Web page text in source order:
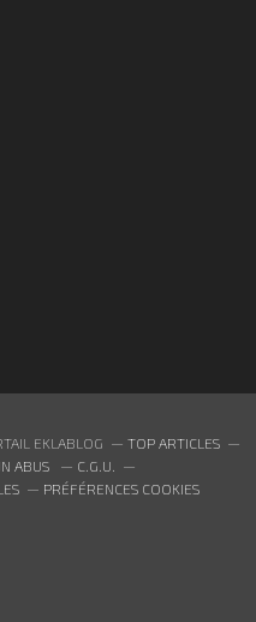
EKLABLOG
TOP ARTICLES
ABUS
C.G.U.
PRÉFÉRENCES COOKIES